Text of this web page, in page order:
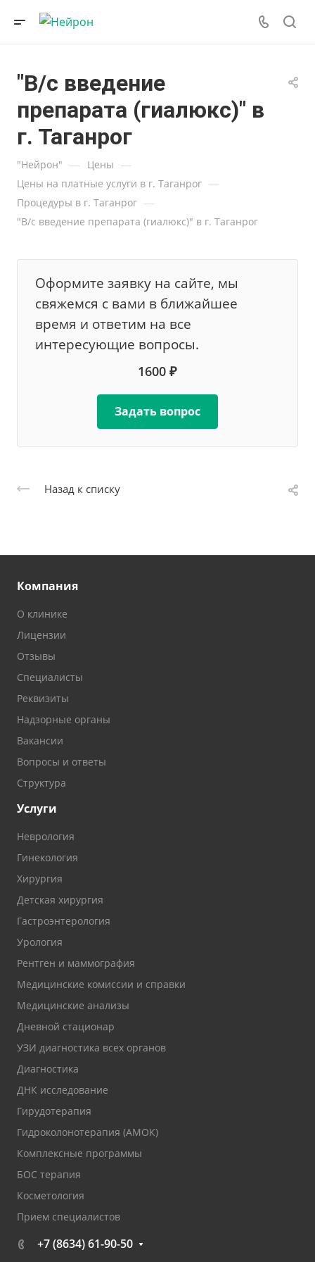
"В/с введение
препарата (гиалюкс)" в
г. Таганрог
"Нейрон" — Цены —
Цены на платные услуги в г. Таганрог —
Процедуры в г. Таганрог —
"В/с введение препарата (гиалюкс)" в г. Таганрог
Оформите заявку на сайте, мы
свяжемся с вами в ближайшее
время и ответим на все
интересующие вопросы.
1600 ₽
Задать вопрос
Назад к списку
Компания
О клинике
Лицензии
Отзывы
Специалисты
Реквизиты
Надзорные органы
Вакансии
Вопросы и ответы
Структура
Услуги
Неврология
Гинекология
Хирургия
Детская хирургия
Гастроэнтерология
Урология
Рентген и маммография
Медицинские комиссии и справки
Медицинские анализы
Дневной стационар
УЗИ диагностика всех органов
Диагностика
ДНК исследование
Гирудотерапия
Гидроколонотерапия (АМОК)
Комплексные программы
БОС терапия
Косметология
Прием специалистов
+7 (8634) 61-90-50